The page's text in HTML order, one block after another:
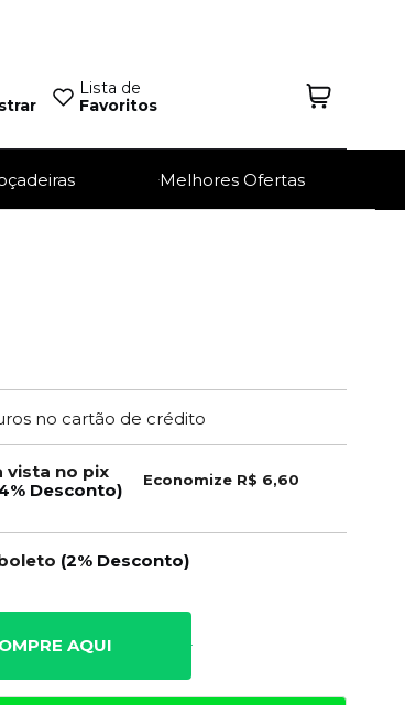
Lista de
Favoritos
Melhores Ofertas
no cartão de crédito
vista no pix
Desconto)
Economize R$ 6,60
(2% Desconto)
AQUI